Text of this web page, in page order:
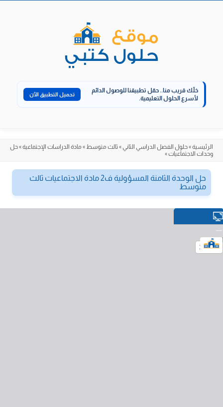
خلّك قريب منا.. حمّل تطبيقنا للوصول الدائم
لأسرع الحلول التعليمية.
تحميل التطبيق الآن
الرئيسية»حلول الفصل الدراسي الثاني» ثالث متوسط» مادة الدراسات الإجتماعية»حل
وحدات الاجتماعيات»
حل الوحدة الثامنة المسؤولية ف2 مادة الاجتماعيات ثالث
متوسط